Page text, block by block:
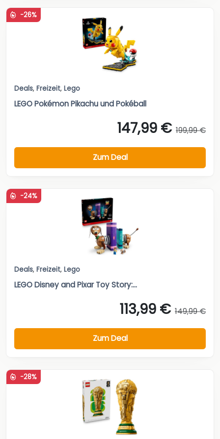
-26%
Deals, Freizeit, Lego
LEGO Pokémon Pikachu und Pokéball
147,99 € 199,99 €
Zum Deal
-24%
Deals, Freizeit, Lego
LEGO Disney and Pixar Toy Story:...
113,99 € 149,99 €
Zum Deal
-28%